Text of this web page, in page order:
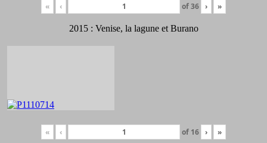
« ‹ of36 › »
2015 : Venise, la lagune et Burano
« ‹ of 16 › »